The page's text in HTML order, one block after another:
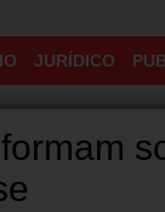
JURÍDICO